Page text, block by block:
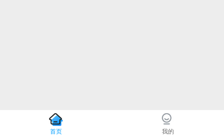
首页 我的